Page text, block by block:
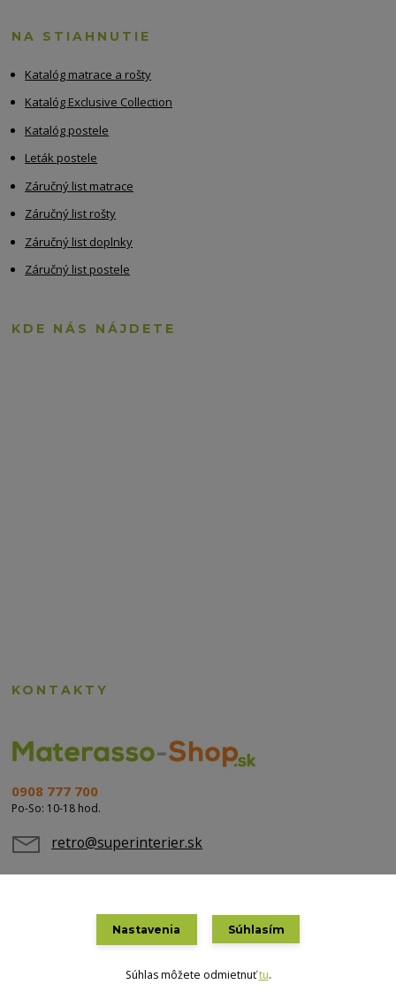
NA STIAHNUTIE
Katalóg matrace a rošty
Katalóg Exclusive Collection
Katalóg postele
Leták postele
Záručný list matrace
Záručný list rošty
Záručný list doplnky
Záručný list postele
KDE NÁS NÁJDETE
KONTAKTY
0908 777 700
Po-So: 10-18 hod.
retro@superinterier.sk
Vytvorené na Eshop-rychlo.sk
Nastavenia Súhlasím
Súhlas môžete odmietnuťtu.